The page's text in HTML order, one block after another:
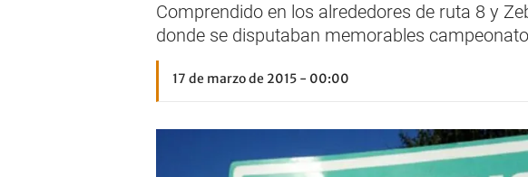
Comprendido en los alrededores de ruta 8 y
donde se disputaban memorables
17 de marzo de 2015 - 00:00